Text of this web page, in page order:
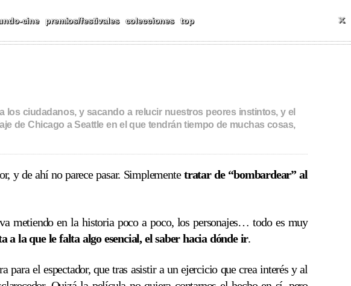
cine premios/festivales colecciones top
ciudadanos, y sacando a relucir nuestros peores instintos, y el
de Chicago a Seattle en el que tendrán tiempo de muchas cosas,
y de ahí no parece pasar. Simplementetratar de “bombardear” al
metiendo en la historia poco a poco, los personajes… todo es muy
a la que le falta algo esencial, el saber hacia dónde ir.
para el espectador, que tras asistir a un ejercicio que crea interés y al